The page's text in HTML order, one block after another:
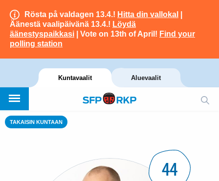
Rösta på valdagen 13.4.! Hitta din vallokal
Äänestä vaalipäivänä 13.4.! Löydä
äänestyspaikkasi | Vote on 13th of April! Find your
polling station
Kuntavaalit Aluevaalit
TAKAISIN KUNTAAN
44